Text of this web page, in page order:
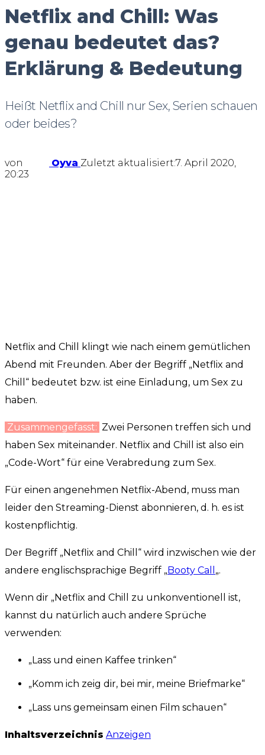
Netflix and Chill: Was
genau bedeutet das?
Erklärung & Bedeutung
Heißt Netflix and Chill nur Sex, Serien schauen
oder beides?
von Oyva Zuletzt aktualisiert:7. April 2020,
20:23
Netflix and Chill klingt wie nach einem gemütlichen
Abend mit Freunden. Aber der Begriff „Netflix and
Chill“ bedeutet bzw. ist eine Einladung, um Sex zu
haben.
Zusammengefasst: Zwei Personen treffen sich und
haben Sex miteinander. Netflix and Chill ist also ein
„Code-Wort“ für eine Verabredung zum Sex.
Für einen angenehmen Netflix-Abend, muss man
leider den Streaming-Dienst abonnieren, d. h. es ist
kostenpflichtig.
Der Begriff „Netflix and Chill“ wird inzwischen wie der
andere englischsprachige Begriff „Booty Call „.
Wenn dir „Netflix and Chill zu unkonventionell ist,
kannst du natürlich auch andere Sprüche
verwenden:
„Lass und einen Kaffee trinken“
„Komm ich zeig dir, bei mir, meine Briefmarke“
„Lass uns gemeinsam einen Film schauen“
Inhaltsverzeichnis Anzeigen